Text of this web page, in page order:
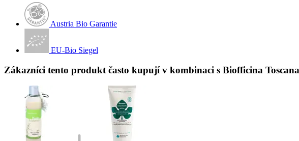
Austria Bio Garantie
EU-Bio Siegel
Zákazníci tento produkt často kupují v kombinaci s Biofficina